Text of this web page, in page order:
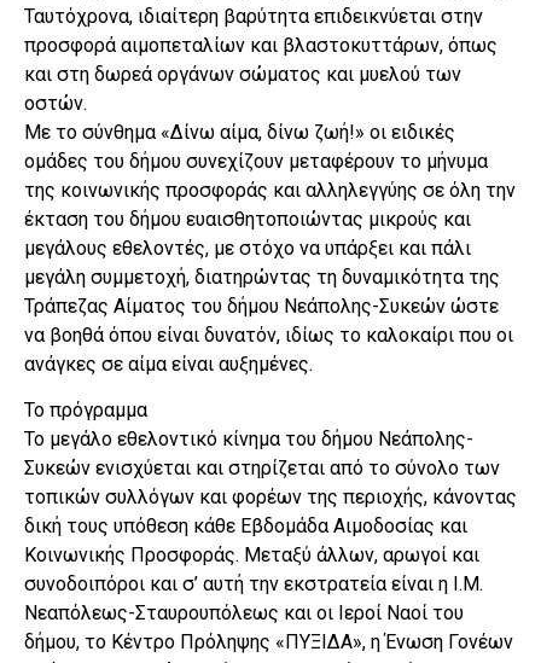
Ταυτόχρονα, ιδιαίτερη βαρύτητα επιδεικνύεται στην
προσφορά αιμοπεταλίων και βλαστοκυττάρων, όπως
και στη δωρεά οργάνων σώματος και μυελού των
οστών.
Με το σύνθημα «Δίνω αίμα, δίνω ζωή!» οι ειδικές
ομάδες του δήμου συνεχίζουν μεταφέρουν το μήνυμα
της κοινωνικής προσφοράς και αλληλεγγύης σε όλη την
έκταση του δήμου ευαισθητοποιώντας μικρούς και
μεγάλους εθελοντές, με στόχο να υπάρξει και πάλι
μεγάλη συμμετοχή, διατηρώντας τη δυναμικότητα της
Τράπεζας Αίματος του δήμου Νεάπολης-Συκεών ώστε
να βοηθά όπου είναι δυνατόν, ιδίως το καλοκαίρι που οι
ανάγκες σε αίμα είναι αυξημένες.
Το πρόγραμμα
Το μεγάλο εθελοντικό κίνημα του δήμου Νεάπολης-
Συκεών ενισχύεται και στηρίζεται από το σύνολο των
τοπικών συλλόγων και φορέων της περιοχής, κάνοντας
δική τους υπόθεση κάθε Εβδομάδα Αιμοδοσίας και
Κοινωνικής Προσφοράς. Μεταξύ άλλων, αρωγοί και
συνοδοιπόροι και σ’ αυτή την εκστρατεία είναι η Ι.Μ.
Νεαπόλεως-Σταυρουπόλεως και οι Ιεροί Ναοί του
δήμου, το Κέντρο Πρόληψης «ΠΥΞΙΔΑ», η Ένωση Γονέων